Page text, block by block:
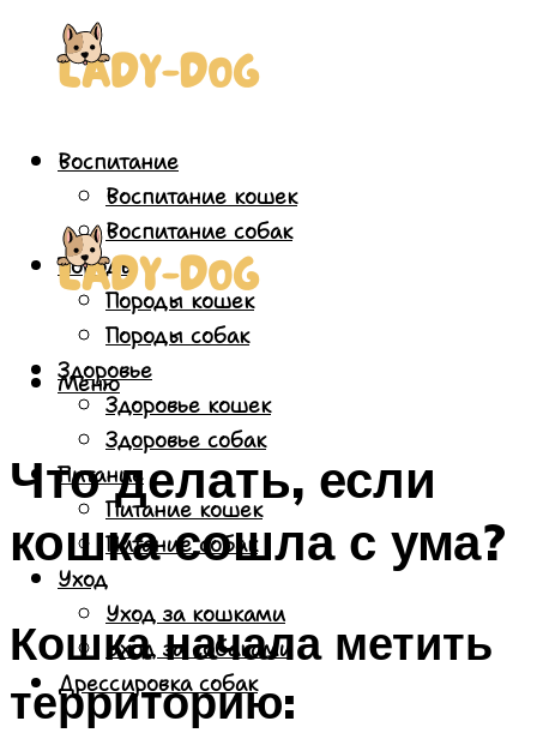
Воспитание
Воспитание кошек
Воспитание собак
Породы
Породы кошек
Породы собак
Здоровье
Здоровье кошек
Здоровье собак
Питание
Питание кошек
Питание собак
Уход
Уход за кошками
Уход за собаками
Дрессировка собак
Меню
Что делать, если
кошка сошла с ума?
Кошка начала метить
территорию: